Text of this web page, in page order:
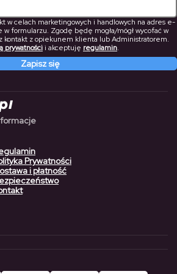
w celach marketingowych i handlowych na adres e-
formularzu. Zgodę będę mogła/mógł wycofać w
kontakt z opiekunem klienta lub Administratorem.
prywatnościi akceptuję regulamin.
Zapisz się
Prywatności
i płatność